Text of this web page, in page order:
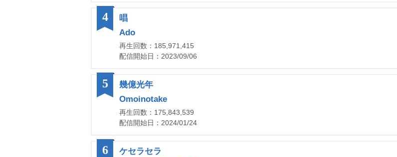
唱
Ado
再生回数：185,971,415
配信開始日：2023/09/06
4
幾億光年
Omoinotake
再生回数：175,843,539
配信開始日：2024/01/24
5
ケセラセラ
6